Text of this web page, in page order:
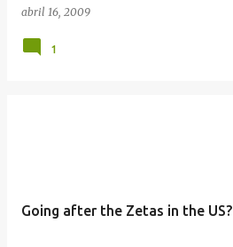
abril 16, 2009
1
Going after the Zetas in the US?